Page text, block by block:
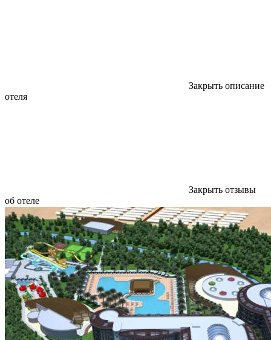
Закрыть описание
отеля
Закрыть отзывы
об отеле